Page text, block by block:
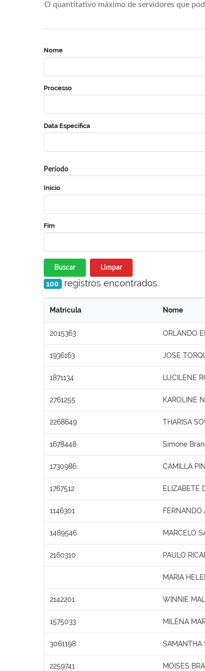
O quantitativo máximo de servidores que
Nome
Processo
Data Específica
Período
Início
Fim
Buscar Limpar
100 registros encontrados.
Matrícula Nome
2015363 ORLANDO
1936163 JOSE
1871134 LUCILENE
2761255 KAROLINE
2268649 THARISA
1678448 Simone
1730986 CAMILLA
1767512 ELIZABETE
1146301 FERNANDO
1489546 MARCELO
2160310 PAULO
MARIA
2142201 WINNIE
1575033 MILENA
3061198 SAMANTHA
2259741 MOISES